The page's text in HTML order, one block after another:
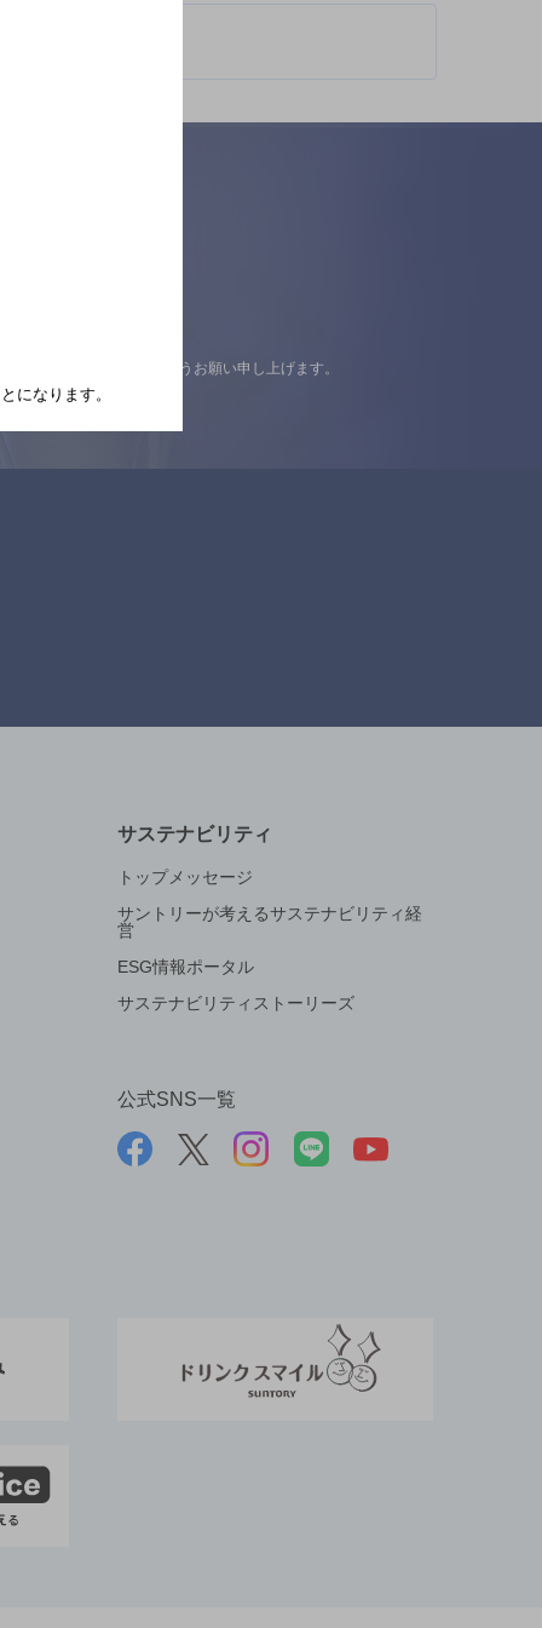
の上ご来店くださいますようお願い申し上げます。
サステナビリティ
トップメッセージ
サントリーが考えるサステナビリティ経
営
ESG情報ポータル
サステナビリティストーリーズ
公式SNS一覧
になります。